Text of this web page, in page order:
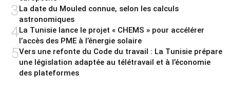
3La date du Mouled connue, selon les calculs
astronomiques
4La Tunisie lance le projet « CHEMS » pour accélérer
l’accès des PME à l’énergie solaire
5Vers une refonte du Code du travail : La Tunisie prépare
une législation adaptée au télétravail et à l’économie
des plateformes